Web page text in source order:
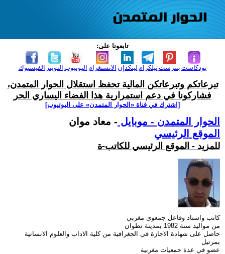
تابعونا على:
الفيسبوك التويتر اليوتيوب الانستغرام لينكدإن تيلكرامبنترست بودكاست
تبرعاتكم وتبرعاتكن المالية تحفظ استقلال الحوار المتمدن،
فشاركونا في دعم استمرارية هذا الفضاء اليساري الحر
[اشترك في قناة ‫«الحوار المتمدن» على اليوتيوب]
الحوار المتمدن - موبايل - معاد موان
الموقع الرئيسي
للمزيد - الموقع الرئيسي للكاتب-ة
كاتب واستاذ وفاعل جمعوي مغربي
من مواليد سنة 1982 بمدينة تطوان
حاصل على شهادة الاجازة في الجغرافية من كلية الاداب والعلوم الانسانية
بمرتيل
عضو في عدة جمعيات مغربية